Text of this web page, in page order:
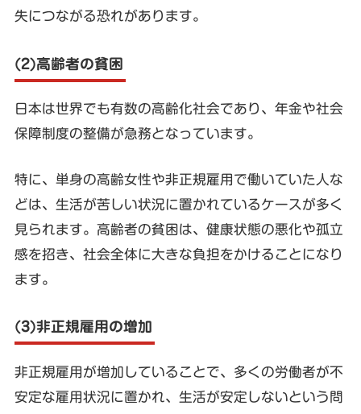
失につながる恐れがあります。
(2)高齢者の貧困
日本は世界でも有数の高齢化社会であり、年金や社会
保障制度の整備が急務となっています。
特に、単身の高齢女性や非正規雇用で働いていた人な
どは、生活が苦しい状況に置かれているケースが多く
見られます。高齢者の貧困は、健康状態の悪化や孤立
感を招き、社会全体に大きな負担をかけることになり
ます。
(3)非正規雇用の増加
非正規雇用が増加していることで、多くの労働者が不
安定な雇用状況に置かれ、生活が安定しないという問